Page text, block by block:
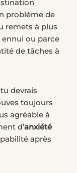
problème de
remets à plus
ou parce
de tâches à
devrais
toujours
agréable à
d’anxiété
après